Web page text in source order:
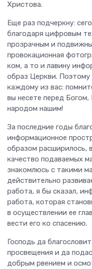
Христова.
Еще раз подчеркну:
благодаря цифровым
прозрачным и
провокационная
ком, а то и лавину
образ Церкви.
каждому из вас:
вы несете перед
народом нашим!
За последние годы
информационное
образом расширилось,
качество подаваемых
знакомлюсь с такими
действительно
работа, я бы сказал,
работа, которая
в осуществлении ее
вести его ко спасению.
Господь да
просвещения и да
добрым рвением и